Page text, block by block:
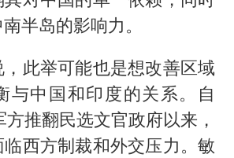
半岛的影响力。
此举可能也是想改善区域
与中国和印度的关系。自
推翻民选文官政府以来，
西方制裁和外交压力。敏